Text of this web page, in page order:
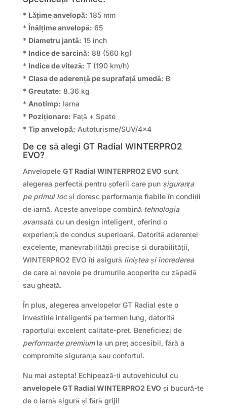
* Lățime anvelopă: 185 mm
*Înălțime anvelopă: 65
* Diametru jantă: 15 inch
* Indice de sarcină: 88 (560 kg)
* Indice de viteză: T (190 km/h)
* Clasa de aderență pe suprafață umedă: B
* Greutate: 8.36 kg
* Anotimp: Iarna
* Poziționare: Față + Spate
* Tip anvelopă: Autoturisme/SUV/4×4
De ce să alegi GT Radial WINTERPRO2
EVO?
Anvelopele GT Radial WINTERPRO2 EVO sunt
alegerea perfectă pentru șoferii care pun siguranța
pe primul locși doresc performanțe fiabile în condiții
de iarnă. Aceste anvelope combină tehnologia
avansată cu un design inteligent, oferind o
experiență de condus superioară. Datorită aderenței
excelente, manevrabilității precise și durabilității,
WINTERPRO2 EVO îți asigură liniștea și încrederea
de care ai nevoie pe drumurile acoperite cu zăpadă
sau gheață.
În plus, alegerea anvelopelor GT Radial este o
investiție inteligentă pe termen lung, datorită
raportului excelent calitate-preț. Beneficiezi de
performanțe premiumla un preț accesibil, fără a
compromite siguranța sau confortul.
Nu mai astepta! Echipează-ți autovehiculul cu
anvelopele GT Radial WINTERPRO2 EVO și bucură-te
de o iarnă sigură și fără griji!